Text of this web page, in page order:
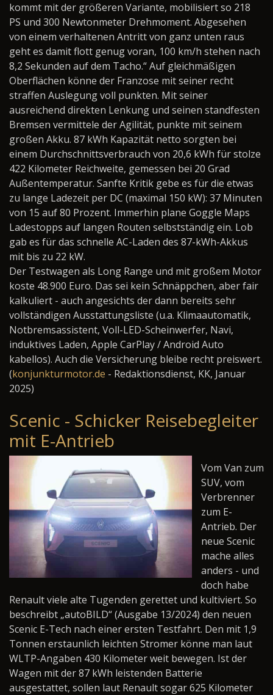
kommt mit der größeren Variante, mobilisiert so 218
PS und 300 Newtonmeter Drehmoment. Abgesehen
von einem verhaltenen Antritt von ganz unten raus
geht es damit flott genug voran, 100 km/h stehen nach
8,2 Sekunden auf dem Tacho.“ Auf gleichmäßigen
Oberflächen könne der Franzose mit seiner recht
straffen Auslegung voll punkten. Mit seiner
ausreichend direkten Lenkung und seinen standfesten
Bremsen vermittele der Agilität, punkte mit seinem
großen Akku. 87 kWh Kapazität netto sorgten bei
einem Durchschnittsverbrauch von 20,6 kWh für stolze
422 Kilometer Reichweite, gemessen bei 20 Grad
Außentemperatur. Sanfte Kritik gebe es für die etwas
zu lange Ladezeit per DC (maximal 150 kW): 37 Minuten
von 15 auf 80 Prozent. Immerhin plane Goggle Maps
Ladestopps auf langen Routen selbstständig ein. Lob
gab es für das schnelle AC-Laden des 87-kWh-Akkus
mit bis zu 22 kW.
Der Testwagen als Long Range und mit großem Motor
koste 48.900 Euro. Das sei kein Schnäppchen, aber fair
kalkuliert - auch angesichts der dann bereits sehr
vollständigen Ausstattungsliste (u.a. Klimaautomatik,
Notbremsassistent, Voll-LED-Scheinwerfer, Navi,
induktives Laden, Apple CarPlay / Android Auto
kabellos). Auch die Versicherung bleibe recht preiswert.
(konjunkturmotor.de - Redaktionsdienst, KK, Januar
2025)
Scenic - Schicker Reisebegleiter
mit E-Antrieb
Vom Van zum
SUV, vom
Verbrenner
zum E-
Antrieb. Der
neue Scenic
mache alles
anders - und
doch habe
Renault viele alte Tugenden gerettet und kultiviert. So
beschreibt „autoBILD“ (Ausgabe 13/2024) den neuen
Scenic E-Tech nach einer ersten Testfahrt. Den mit 1,9
Tonnen erstaunlich leichten Stromer könne man laut
WLTP-Angaben 430 Kilometer weit bewegen. Ist der
Wagen mit der 87 kWh leistenden Batterie
ausgestattet, sollen laut Renault sogar 625 Kilometer